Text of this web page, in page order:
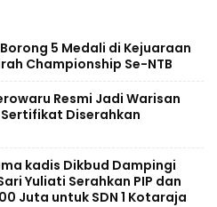
Borong 5 Medali di Kejuaraan
Championship Se-NTB
Resmi Jadi Warisan
Diserahkan
kadis Dikbud Dampingi
Yuliati Serahkan PIP dan
Juta untuk SDN 1 Kotaraja